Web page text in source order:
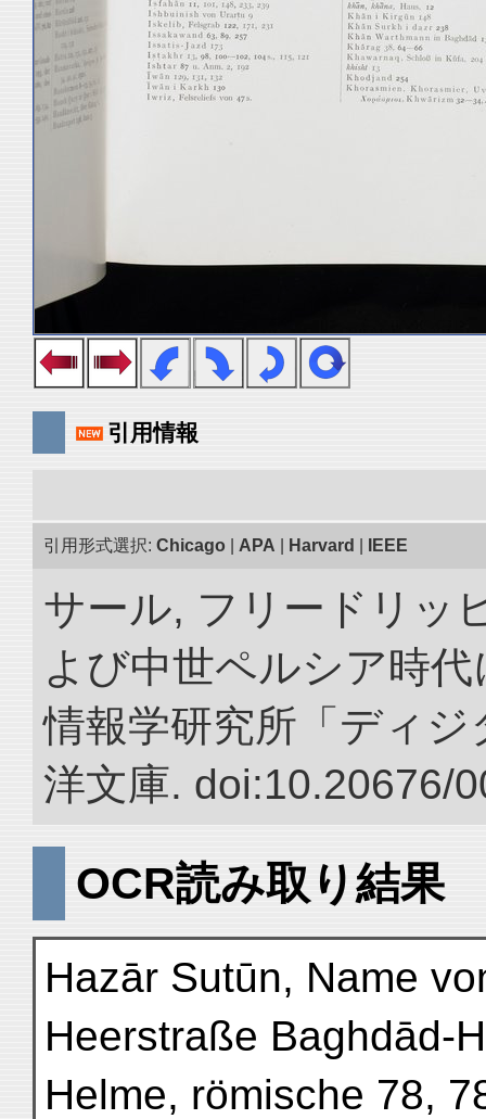
引用情報
引用形式選択: Chicago APA Harvard IEEE
サール, フリードリッ
よび中世ペルシア時
情報学研究所「ディ
洋文庫. doi:10.20676/
OCR読み取り結果
Hazār Sutūn, Name
Heerstraße Baghdād-
Helme, römische 78,